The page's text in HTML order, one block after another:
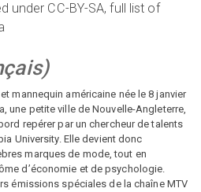
under CC-BY-SA, full list of
)
mannequin américaine née le 8 janvier
une petite ville de Nouvelle-Angleterre,
repérer par un chercheur de talents
University. Elle devient donc
marques de mode, tout en
d’économie et de psychologie.
émissions spéciales de la chaîne MTV